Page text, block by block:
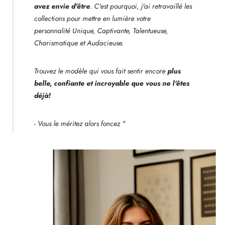
avez envie d'être. C'est pourquoi, j'ai retravaillé les
collections pour mettre en lumière votre
personnalité Unique, Captivante, Talentueuse,
Charismatique et Audacieuse.
Trouvez le modèle qui vous fait sentir encore plus
belle, confiante et incroyable que vous ne l'êtes
déjà!
- Vous le méritez alors foncez "